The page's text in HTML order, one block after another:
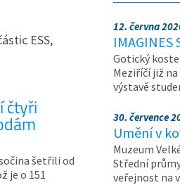
ESS,
čtyři
šetřili od
je o 151
12. června
IMAGINES
Gotický
Meziříčí již
výstavě
30. července
Umění v
Muzeum
Střední
veřejnost na